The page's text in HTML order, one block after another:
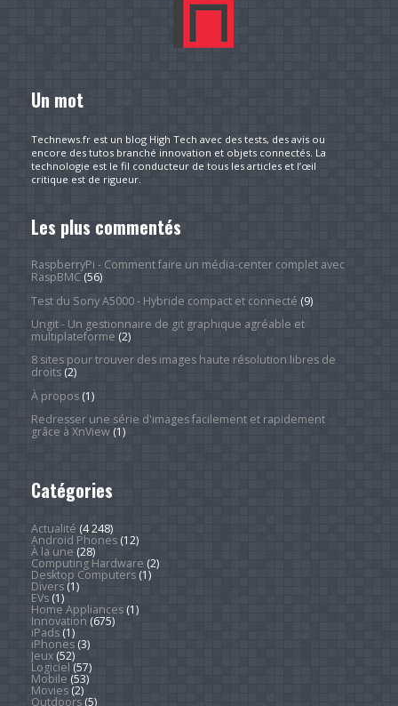
Un mot
Technews.fr est un blog High Tech avec des tests, des avis ou
encore des tutos branché innovation et objets connectés. La
technologie est le fil conducteur de tous les articles et l’œil
critique est de rigueur.
Les plus commentés
RaspberryPi - Comment faire un média-center complet avec
RaspBMC(56)
Test du Sony A5000 - Hybride compact et connecté (9)
Ungit - Un gestionnaire de git graphique agréable et
multiplateforme (2)
8 sites pour trouver des images haute résolution libres de
droits(2)
À propos(1)
Redresser une série d'images facilement et rapidement
grâce à XnView(1)
Catégories
Actualité (4 248)
Android Phones(12)
À la une (28)
Computing Hardware (2)
Desktop Computers(1)
Divers(1)
EVs(1)
Home Appliances(1)
Innovation (675)
iPads(1)
iPhones(3)
Jeux(52)
Logiciel (57)
Mobile (53)
Movies(2)
Outdoors(5)